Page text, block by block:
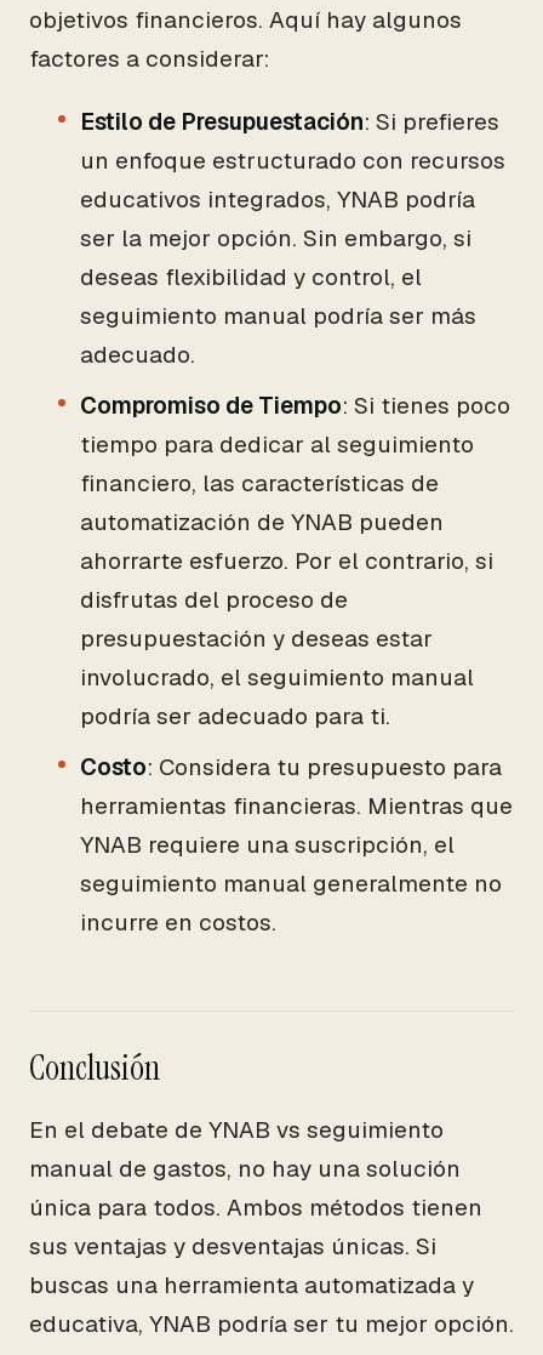
objetivos financieros. Aquí hay algunos
factores a considerar:
Estilo de Presupuestación: Si prefieres
un enfoque estructurado con recursos
educativos integrados, YNAB podría
ser la mejor opción. Sin embargo, si
deseas flexibilidad y control, el
seguimiento manual podría ser más
adecuado.
Compromiso de Tiempo: Si tienes poco
tiempo para dedicar al seguimiento
financiero, las características de
automatización de YNAB pueden
ahorrarte esfuerzo. Por el contrario, si
disfrutas del proceso de
presupuestación y deseas estar
involucrado, el seguimiento manual
podría ser adecuado para ti.
Costo: Considera tu presupuesto para
herramientas financieras. Mientras que
YNAB requiere una suscripción, el
seguimiento manual generalmente no
incurre en costos.
Conclusión
En el debate de YNAB vs seguimiento
manual de gastos, no hay una solución
única para todos. Ambos métodos tienen
sus ventajas y desventajas únicas. Si
buscas una herramienta automatizada y
educativa, YNAB podría ser tu mejor opción.